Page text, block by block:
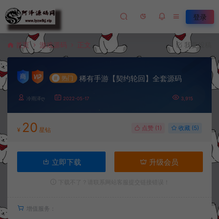
登录
首页 游戏源码 正文 我要投稿
# 热门 稀有手游【契约轮回】全套源码
冷雨泽ღ 2022-05-17 3,915
¥ 20 星钻 点赞 (1 ) 收藏 (5)
立即下载 升级会员
增值服务：